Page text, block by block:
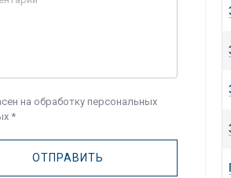
на обработку персональных
*